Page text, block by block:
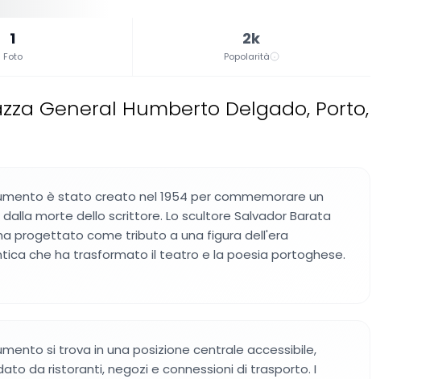
1
Foto
2k
Popolarità
General Humberto Delgado, Porto,
è stato creato nel 1954 per commemorare un
morte dello scrittore. Lo scultore Salvador Barata
progettato come tributo a una figura dell'era
che ha trasformato il teatro e la poesia portoghese.
si trova in una posizione centrale accessibile,
da ristoranti, negozi e connessioni di trasporto. I